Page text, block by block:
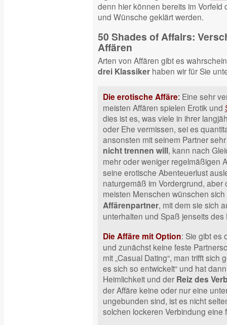
denn hier können bereits im
und Wünsche geklärt werden.
50 Shades of Affairs:
Affären
Arten von Affären gibt es
drei Klassikerhaben wir für Sie
Die erotische Affäre: Eine sehr
meisten Affären spielen Erotik und
dies ist es, was viele in ihrer
oder Ehe vermissen, sei es
ansonsten mit seinem Partner
nicht trennen will, kann nach
mehr oder weniger regelmäßigen
seine erotische Abenteuerlust
naturgemäß im Vordergrund, aber
meisten Menschen wünschen
Affärenpartner, mit dem sie sich
unterhalten und Spaß jenseits
Die Affäre mit Option: Sie gibt es
und zunächst keine feste
mit „Casual Dating“, man trifft sich
es sich so entwickelt“ und hat
Heimlichkeit und der Reiz des
der Affäre keine oder nur eine
ungebunden sind, ist es nicht
solchen lockeren Verbindung eine